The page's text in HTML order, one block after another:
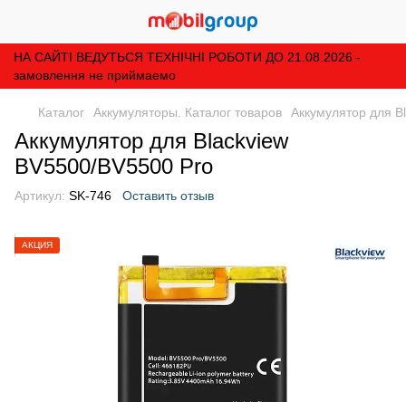
НА САЙТІ ВЕДУТЬСЯ ТЕХНІЧНІ РОБОТИ ДО 21.08.2026 -
замовлення не приймаемо
Каталог Аккумуляторы. Каталог товаров Аккумулятор для
Аккумулятор для Blackview
BV5500/BV5500 Pro
Артикул: SK-746 Оставить отзыв
АКЦИЯ